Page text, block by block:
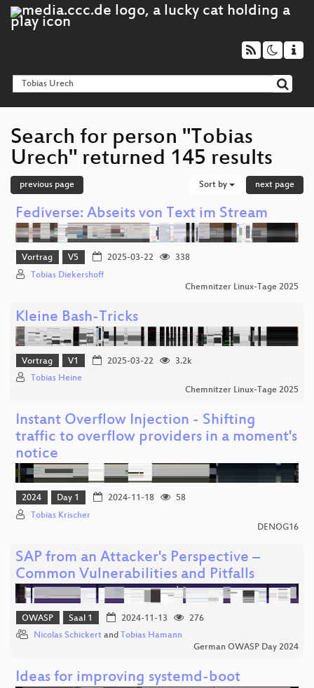
Search for person "Tobias
Urech" returned 145 results
previous page Sort by next page
Fediverse: Abseits von Text im Stream
Vortrag V5 2025-03-22
338
Tobias Diekershoff
Chemnitzer Linux-Tage 2025
Kleine Bash-Tricks
Vortrag V1 2025-03-22
3.2k
Tobias Heine
Chemnitzer Linux-Tage 2025
Instant Overflow Injection - Shifting
traffic to overflow providers in a moment's
notice
2024 Day 1 2024-11-18
58
Tobias Krischer
DENOG16
SAP from an Attacker's Perspective –
Common Vulnerabilities and Pitfalls
OWASP Saal 1 2024-11-13
276
Nicolas Schickert and Tobias Hamann
German OWASP Day 2024
Ideas for improving systemd-boot